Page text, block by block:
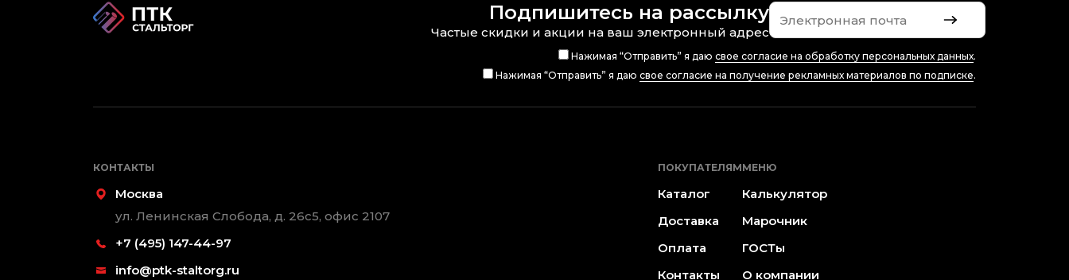
Подпишитесь на рассылку
Частые скидки и акции на ваш электронный адрес
Нажимая “Отправить” я даю свое согласие на обработку персональных данных.
Нажимая “Отправить” я даю свое согласие на получение рекламных материалов по подписке.
КОНТАКТЫ
Москва
ул. Ленинская Слобода, д. 26с5, офис 2107
+7 (495) 147-44-97
info@ptk-staltorg.ru
ПОКУПАТЕЛЯМ
Каталог
Доставка
Оплата
Контакты
МЕНЮ
Калькулятор
Марочник
ГОСТы
О компании